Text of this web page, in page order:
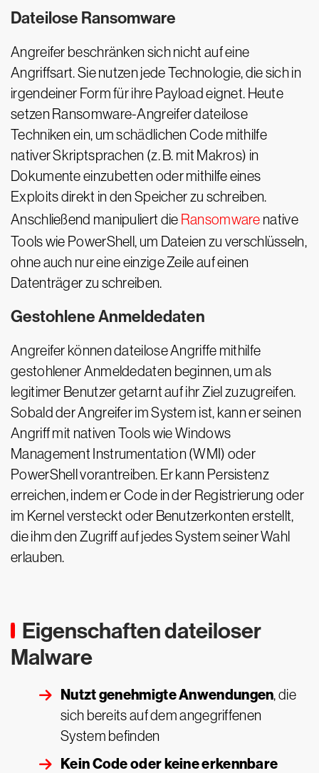
Dateilose Ransomware
Angreifer beschränken sich nicht auf eine
Angriffsart. Sie nutzen jede Technologie, die sich in
irgendeiner Form für ihre Payload eignet. Heute
setzen Ransomware-Angreifer dateilose
Techniken ein, um schädlichen Code mithilfe
nativer Skriptsprachen (z. B. mit Makros) in
Dokumente einzubetten oder mithilfe eines
Exploits direkt in den Speicher zu schreiben.
Anschließend manipuliert die Ransomware native
Tools wie PowerShell, um Dateien zu verschlüsseln,
ohne auch nur eine einzige Zeile auf einen
Datenträger zu schreiben.
Gestohlene Anmeldedaten
Angreifer können dateilose Angriffe mithilfe
gestohlener Anmeldedaten beginnen, um als
legitimer Benutzer getarnt auf ihr Ziel zuzugreifen.
Sobald der Angreifer im System ist, kann er seinen
Angriff mit nativen Tools wie Windows
Management Instrumentation (WMI) oder
PowerShell vorantreiben. Er kann Persistenz
erreichen, indem er Code in der Registrierung oder
im Kernel versteckt oder Benutzerkonten erstellt,
die ihm den Zugriff auf jedes System seiner Wahl
erlauben.
Eigenschaften dateiloser
Malware
Nutzt genehmigte Anwendungen, die
sich bereits auf dem angegriffenen
System befinden
Kein Code oder keine erkennbare